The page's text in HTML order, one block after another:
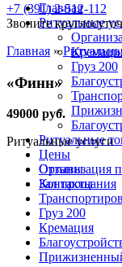
Главная
Ритуальные
Груз 200
Ритуальные
Цены
Отзывы
Контакты
+7 (391) 2-512-112
Звоните
Главная »
«Финн»
49000 руб.
Ритуальные услуги
Организация
Зал прощания
Груз 200
Кремация